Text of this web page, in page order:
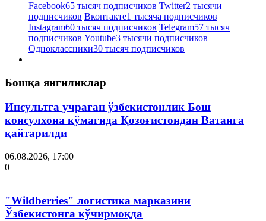
Facebook65 тысяч подписчиков Twitter2 тысячи
подписчиков Вконтакте1 тысяча подписчиков
Instagram60 тысяч подписчиков Telegram57 тысяч
подписчиков Youtube3 тысячи подписчиков
Одноклассники30 тысяч подписчиков
Бошқа янгиликлар
Инсультга учраган ўзбекистонлик Бош
консулхона кўмагида Қозоғистондан Ватанга
қайтарилди
06.08.2026, 17:00
0
"Wildberries" логистика марказини
Ўзбекистонга кўчирмоқда